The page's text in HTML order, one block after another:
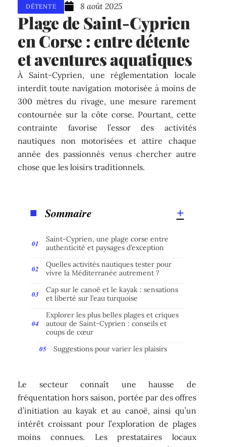
DÉTENTE 8 août 2025
Plage de Saint-Cyprien
en Corse : entre détente
et aventures aquatiques
À Saint-Cyprien, une réglementation locale
interdit toute navigation motorisée à moins de
300 mètres du rivage, une mesure rarement
contournée sur la côte corse. Pourtant, cette
contrainte favorise l’essor des activités
nautiques non motorisées et attire chaque
année des passionnés venus chercher autre
chose que les loisirs traditionnels.
Sommaire
Saint-Cyprien, une plage corse entre
authenticité et paysages d’exception
Quelles activités nautiques tester pour
vivre la Méditerranée autrement ?
Cap sur le canoë et le kayak : sensations
et liberté sur l’eau turquoise
Explorer les plus belles plages et criques
autour de Saint-Cyprien : conseils et
coups de cœur
Suggestions pour varier les plaisirs
Le secteur connaît une hausse de
fréquentation hors saison, portée par des offres
d’initiation au kayak et au canoë, ainsi qu’un
intérêt croissant pour l’exploration de plages
moins connues. Les prestataires locaux